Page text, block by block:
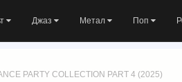
Джаз Метал Поп
PARTY COLLECTION PART 4 (2025)